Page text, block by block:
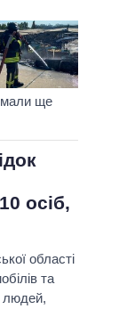
ще
осіб,
області
та
людей,